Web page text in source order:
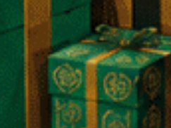
Vermelhas – 90 gomas
-